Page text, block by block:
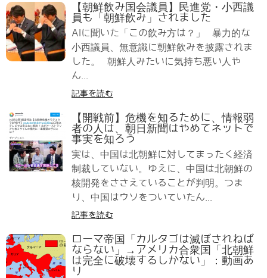
【朝鮮飲み国会議員】民進党・小西議
員も「朝鮮飲み」されました
AIに聞いた「この飲み方は？」 暴力的な
小西議員、無意識に朝鮮飲みを披露されま
した。 朝鮮人みたいに気持ち悪い人や
ん...
記事を読む
【開戦前】危機を知るために、情報弱
者の人は、朝日新聞はやめてネットで
事実を知ろう
実は、中国は北朝鮮に対してまったく経済
制裁していない。ゆえに、中国は北朝鮮の
核開発をささえていることが判明。つま
り、中国はウソをついていたん...
記事を読む
ローマ帝国「カルタゴは滅ぼされねば
ならない」→アメリカ合衆国「北朝鮮
は完全に破壊するしかない」：動画あ
り